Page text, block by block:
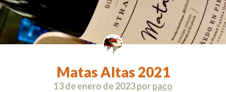
Matas Altas 2021
13 de enero de 2023porpaco